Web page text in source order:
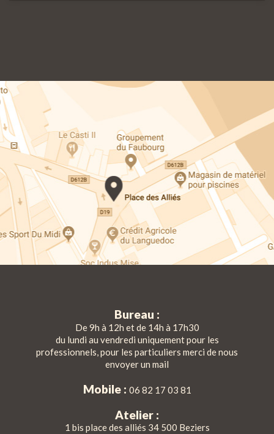
Bureau :
De 9h à 12h et de 14h à 17h30
du lundi au vendredi uniquement pour les
professionnels, pour les particuliers merci de nous
envoyer un mail
Mobile : 06 82 17 03 81
Atelier :
1 bis place des alliés 34 500 Beziers